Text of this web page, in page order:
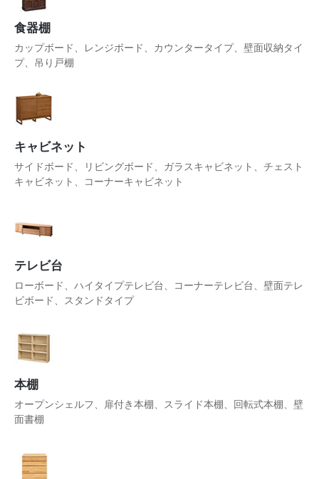
食器棚
カップボード、レンジボード、カウンタータイプ、壁面収納タイ
プ、吊り戸棚
キャビネット
サイドボード、リビングボード、ガラスキャビネット、チェスト
キャビネット、コーナーキャビネット
テレビ台
ローボード、ハイタイプテレビ台、コーナーテレビ台、壁面テレ
ビボード、スタンドタイプ
本棚
オープンシェルフ、扉付き本棚、スライド本棚、回転式本棚、壁
面書棚